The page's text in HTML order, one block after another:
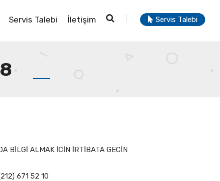
Servis Talebi İletişim Servis Talebi
BİLGİ ALMAK İCİN İRTİBATA GECİN
671 52 10